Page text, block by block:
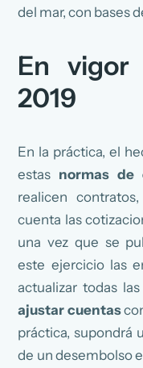
del mar, con bases
En
2019
En la práctica, el
estas normas de
realicen
cuenta las
una vez que se
este ejercicio las
actualizar todas
ajustar cuentas
práctica, supondrá
de un desembolso